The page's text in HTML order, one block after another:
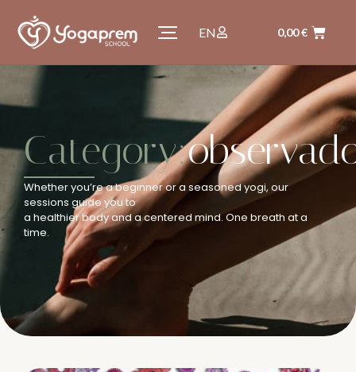
EN 0,00€
Category:
Whether you’re a beginner or a seasoned yogi, our
sessions guide you to
a healthier body and a centered mind. One breath at a
time.